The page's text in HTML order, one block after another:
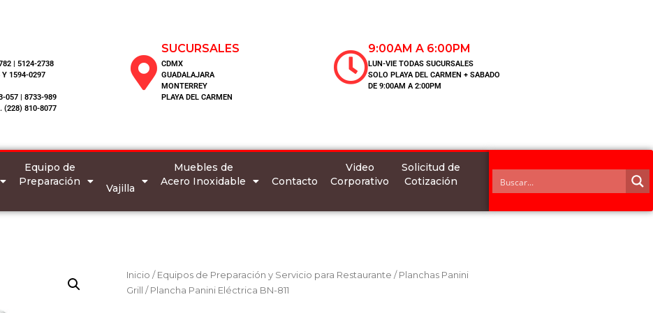
| 5124-2738
Y 1594-0297
057 | 8733-989
(228) 810-8077
SUCURSALES
CDMX
GUADALAJARA
MONTERREY
PLAYA DEL CARMEN
9:00AM A 6:00PM
LUN-VIE TODAS SUCURSALES
SOLO PLAYA DEL CARMEN + SABADO
DE 9:00AM A 2:00PM
Equipo de
Preparación
Vajilla
Muebles de
Acero Inoxidable
Contacto
Video
Corporativo
Solicitud de
Cotización
Inicio /Equipos de Preparación y Servicio para Restaurante /Planchas Panini
Grill / Plancha Panini Eléctrica BN-811